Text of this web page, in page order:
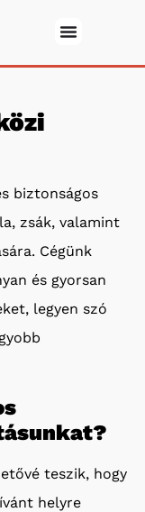
biztonságos
zsák, valamint
Cégünk
és gyorsan
legyen szó
teszik, hogy
helyre